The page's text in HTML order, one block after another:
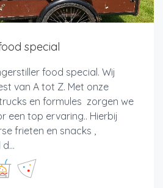
special
food special. Wij
van A tot Z. Met onze
en formules zorgen we
een top ervaring.. Hierbij
frieten en snacks ,